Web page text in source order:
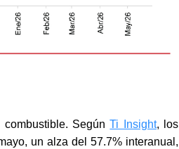
combustible. SegúnTi Insight, los
un alza del 57.7% interanual,